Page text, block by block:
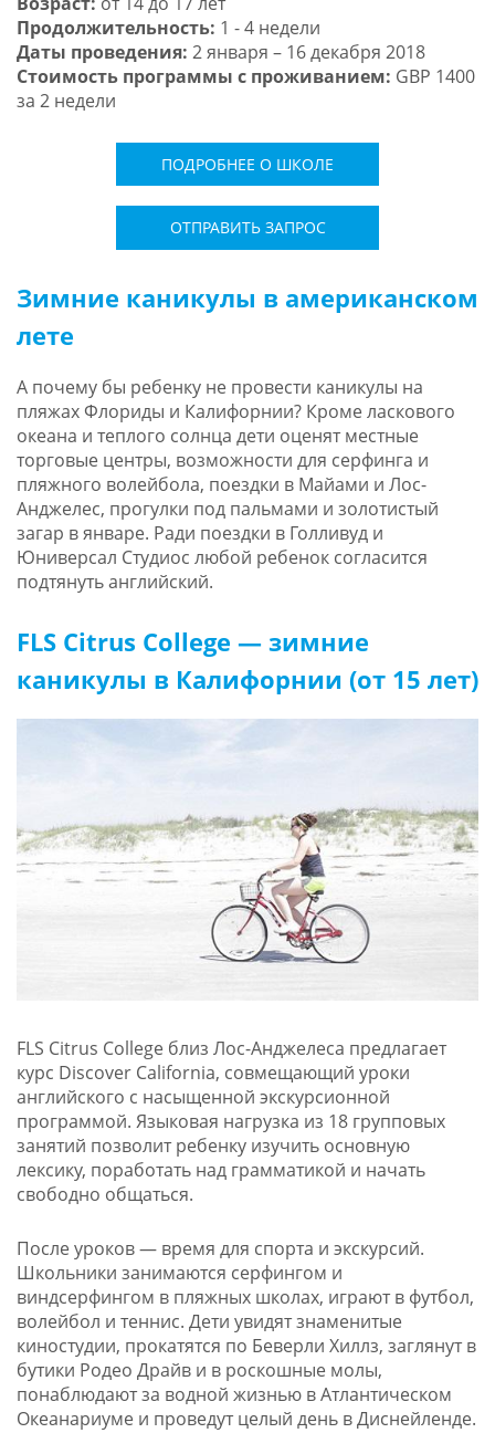
Продолжительность: 1 - 4 недели
Даты проведения: 2 января – 16 декабря 2018
Стоимость программы с проживанием: GBP 1400
за 2 недели
ПОДРОБНЕЕ О ШКОЛЕ
ОТПРАВИТЬ ЗАПРОС
Зимние каникулы в американском
лете
А почему бы ребенку не провести каникулы на
пляжах Флориды и Калифорнии? Кроме ласкового
океана и теплого солнца дети оценят местные
торговые центры, возможности для серфинга и
пляжного волейбола, поездки в Майами и Лос-
Анджелес, прогулки под пальмами и золотистый
загар в январе. Ради поездки в Голливуд и
Юниверсал Студиос любой ребенок согласится
подтянуть английский.
FLS Citrus College — зимние
каникулы в Калифорнии (от 15 лет)
FLS Citrus College близ Лос-Анджелеса предлагает
курс Discover California, совмещающий уроки
английского с насыщенной экскурсионной
программой. Языковая нагрузка из 18 групповых
занятий позволит ребенку изучить основную
лексику, поработать над грамматикой и начать
свободно общаться.
После уроков — время для спорта и экскурсий.
Школьники занимаются серфингом и
виндсерфингом в пляжных школах, играют в футбол,
волейбол и теннис. Дети увидят знаменитые
киностудии, прокатятся по Беверли Хиллз, заглянут в
бутики Родео Драйв и в роскошные молы,
понаблюдают за водной жизнью в Атлантическом
Океанариуме и проведут целый день в Диснейленде.